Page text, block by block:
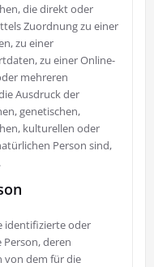
die direkt oder
Zuordnung zu einer
zu einer
zu einer Online-
mehreren
Ausdruck der
genetischen,
kulturellen oder
Person sind,
identifizierte oder
deren
von dem für die